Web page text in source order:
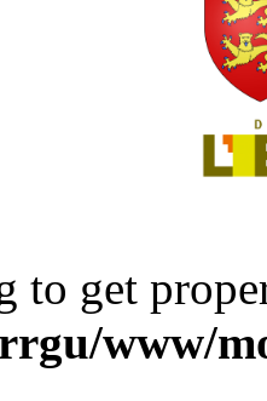
to get
www/